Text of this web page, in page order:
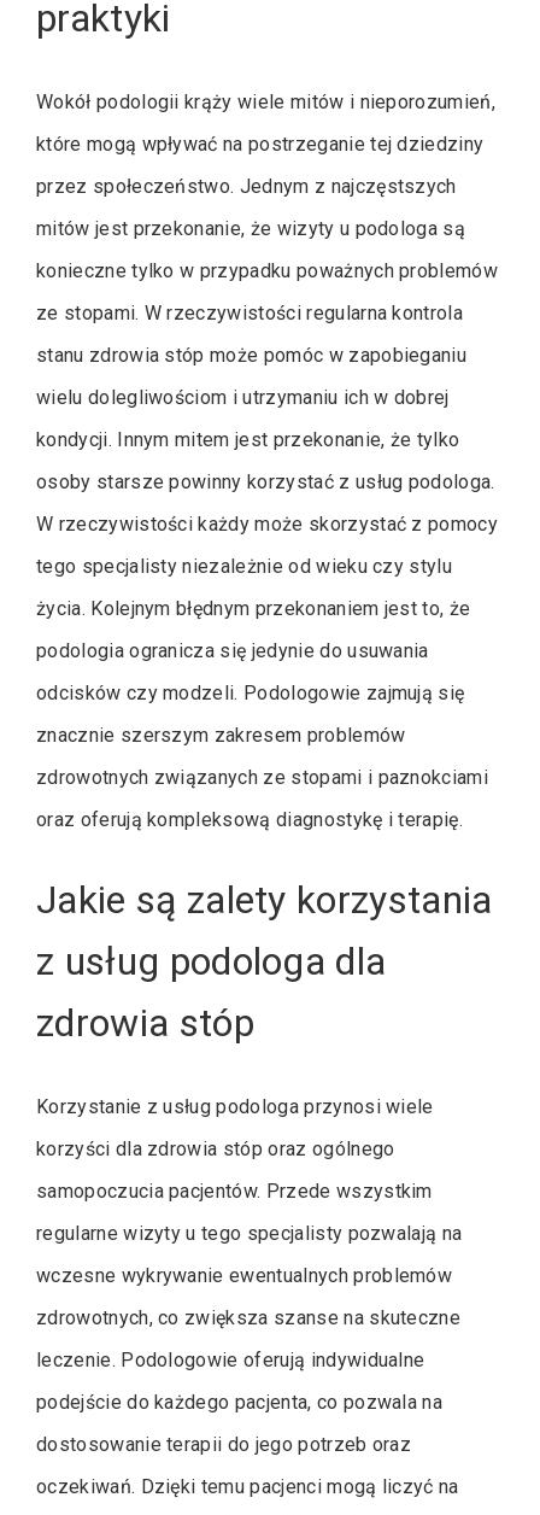
praktyki
Wokół podologii krąży wiele mitów i nieporozumień,
które mogą wpływać na postrzeganie tej dziedziny
przez społeczeństwo. Jednym z najczęstszych
mitów jest przekonanie, że wizyty u podologa są
konieczne tylko w przypadku poważnych problemów
ze stopami. W rzeczywistości regularna kontrola
stanu zdrowia stóp może pomóc w zapobieganiu
wielu dolegliwościom i utrzymaniu ich w dobrej
kondycji. Innym mitem jest przekonanie, że tylko
osoby starsze powinny korzystać z usług podologa.
W rzeczywistości każdy może skorzystać z pomocy
tego specjalisty niezależnie od wieku czy stylu
życia. Kolejnym błędnym przekonaniem jest to, że
podologia ogranicza się jedynie do usuwania
odcisków czy modzeli. Podologowie zajmują się
znacznie szerszym zakresem problemów
zdrowotnych związanych ze stopami i paznokciami
oraz oferują kompleksową diagnostykę i terapię.
Jakie są zalety korzystania
z usług podologa dla
zdrowia stóp
Korzystanie z usług podologa przynosi wiele
korzyści dla zdrowia stóp oraz ogólnego
samopoczucia pacjentów. Przede wszystkim
regularne wizyty u tego specjalisty pozwalają na
wczesne wykrywanie ewentualnych problemów
zdrowotnych, co zwiększa szanse na skuteczne
leczenie. Podologowie oferują indywidualne
podejście do każdego pacjenta, co pozwala na
dostosowanie terapii do jego potrzeb oraz
oczekiwań. Dzięki temu pacjenci mogą liczyć na